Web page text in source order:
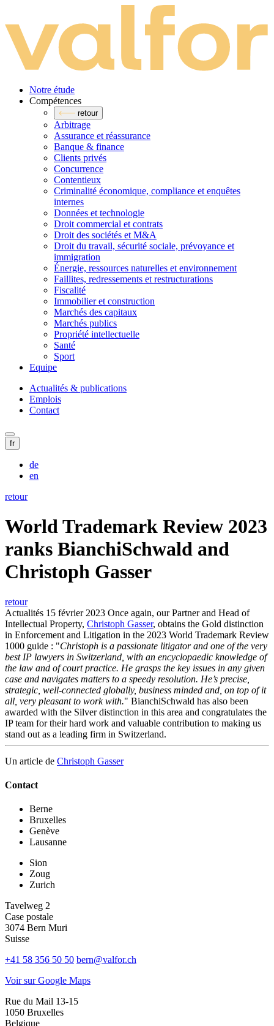
Notre étude
Compé­tences
retour
Arbitrage
Assurance et réassurance
Banque & finance
Clients privés
Concurrence
Contentieux
Criminalité économique, compliance et enquêtes
internes
Données et technologie
Droit commercial et contrats
Droit des sociétés et M&A
Droit du travail, sécurité sociale, prévoyance et
immigration
Énergie, ressources naturelles et environnement
Faillites, redressements et restructurations
Fiscalité
Immobilier et construction
Marchés des capitaux
Marchés publics
Propriété intellectuelle
Santé
Sport
Equipe
Actualités & publications
Emplois
Contact
fr
de
en
retour
World Trademark Review 2023
ranks BianchiSchwald and
Christoph Gasser
retour
Actualités 15 février 2023 Once again, our Partner and Head of
Intellectual Property, Christoph Gasser, obtains the Gold distinction
in Enforcement and Litigation in the 2023 World Trademark Review
1000 guide : "Christoph is a passionate litigator and one of the very
best IP lawyers in Switzerland, with an encyclopaedic knowledge of
the law and of court practice. He grasps the key issues in any given
case and navigates matters to a speedy resolution. He’s precise,
strategic, well-connected globally, business minded and, on top of it
all, very pleasant to work with." BianchiSchwald has also been
awarded with the Silver distinction in this area and congratulates the
IP team for their hard work and valuable contribution to making us
stand out as a leading firm in Switzerland.
Un article de Christoph Gasser
Contact
Berne
Bruxelles
Genève
Lausanne
Sion
Zoug
Zurich
Tavelweg 2
Case postale
3074 Bern Muri
Suisse
+41 58 356 50 50 bern@valfor.ch
Voir sur Google Maps
Rue du Mail 13-15
1050 Bruxelles
Belgique